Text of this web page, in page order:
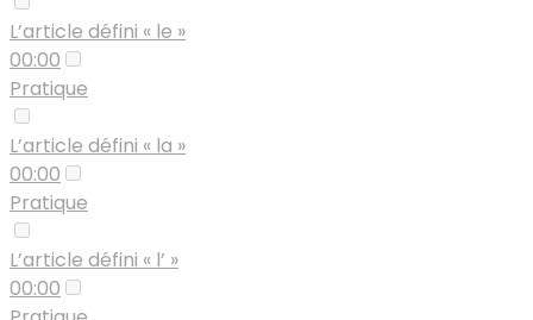
L’article défini « le »
00:00
Pratique
L’article défini « la »
00:00
Pratique
L’article défini « l’ »
00:00